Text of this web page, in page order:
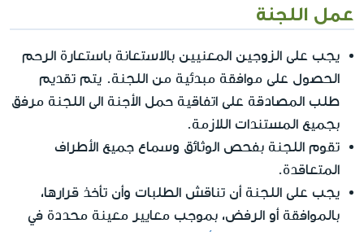
عمل اللجنة
يجب على الزوجين المعنيين بالاستعانة باستعارة الرحم
الحصول على موافقة مبدئية من اللجنة. يتم تقديم
طلب المصادقة على اتفاقية حمل الأجنة الى اللجنة مرفق
بجميع المستندات اللازمة.
تقوم اللجنة بفحص الوثائق وسماع جميع الأطراف
المتعاقدة.
يجب على اللجنة أن تناقش الطلبات وأن تأخذ قرارها،
بالموافقة أو الرفض، بموجب معايير معينة محددة في